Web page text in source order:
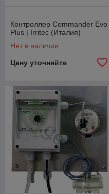
Контроллер Commander Evo
Plus | Irritec (Италия)
Нет в наличии
Цену уточняйте